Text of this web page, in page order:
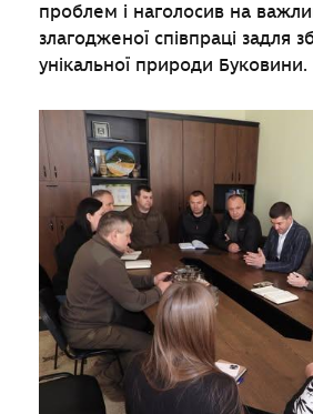
проблем і наголосив на
злагодженої співпраці задля
унікальної природи Буковини.